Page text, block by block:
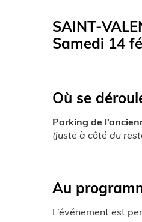
SAINT-
Samedi 14
Où se
Parking de
(juste à côté du
Au
L’événement est